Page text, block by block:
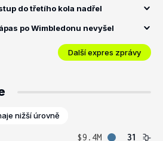
do třetího kola nadřel
po Wimbledonu nevyšel
Další expres zprávy
nižší úrovně
$9.4M
31